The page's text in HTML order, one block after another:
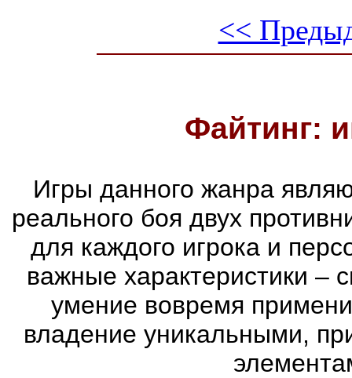
<<
Файтинг:
Игры данного жанра
реального боя двух
для каждого игрока и
важные характеристики –
умение вовремя
владение уникальными,